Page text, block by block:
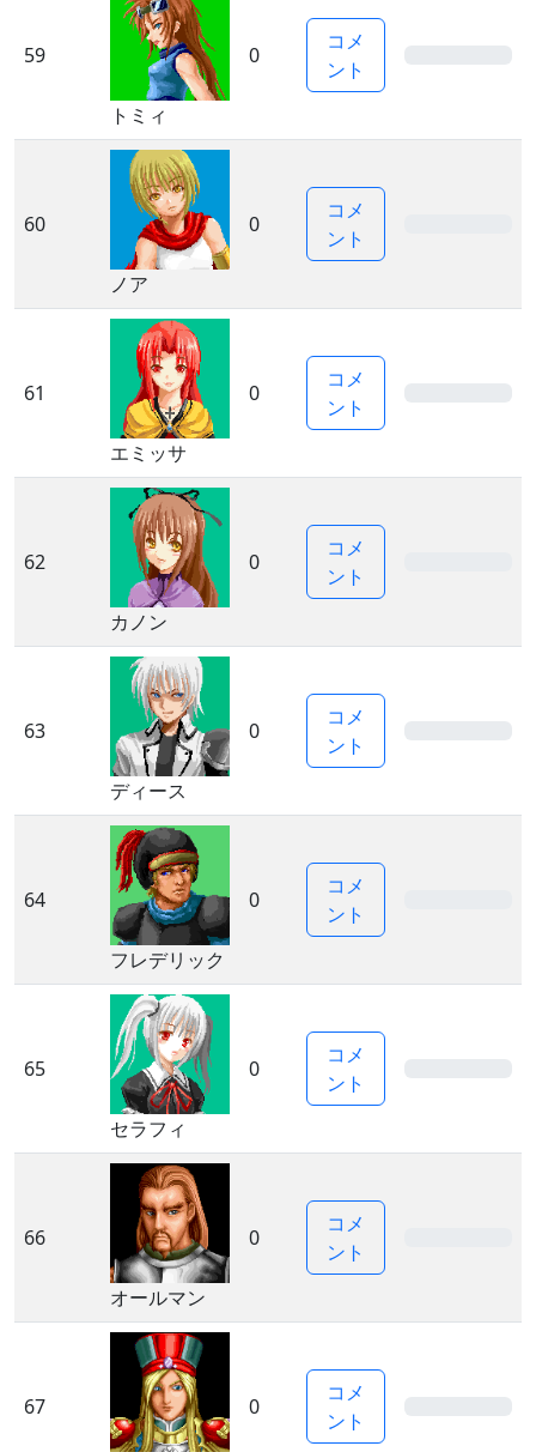
59
トミィ
0
コメ
ント
60
ノア
0
コメ
ント
61
エミッサ
0
コメ
ント
62
カノン
0
コメ
ント
63
ディース
0
コメ
ント
64
フレデリック
0
コメ
ント
65
セラフィ
0
コメ
ント
66
オールマン
0
コメ
ント
67 0
コメ
ント